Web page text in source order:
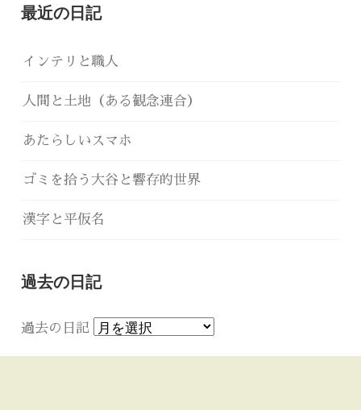
最近の日記
インテリと職人
人間と土地（ある観念連合）
あたらしいスマホ
ゴミを拾う大谷と響存的世界
漢字と平仮名
過去の日記
過去の日記